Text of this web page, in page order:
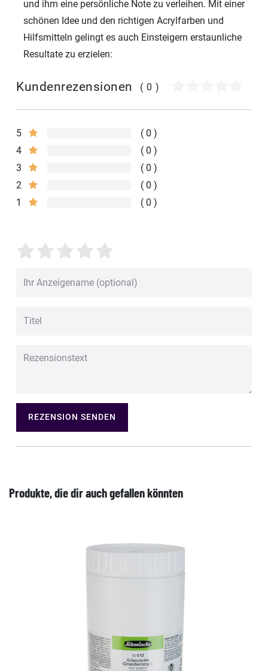
und ihm eine persönliche Note zu verleihen. Mit einer
schönen Idee und den richtigen Acrylfarben und
Hilfsmitteln gelingt es auch Einsteigern erstaunliche
Resultate zu erzielen:
Kundenrezensionen (0)
5
0
4
0
3
0
2
0
1
0
REZENSION SENDEN
Produkte, die dir auch gefallen könnten